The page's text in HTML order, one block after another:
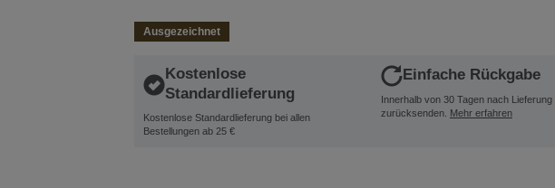
Ausgezeichnet
Kostenlose
Standardlieferung
Kostenlose Standardlieferung bei allen
Bestellungen ab 25 €
Einfache Rückgabe
Innerhalb von 30 Tagen nach Lieferung
zurücksenden. Mehr erfahren